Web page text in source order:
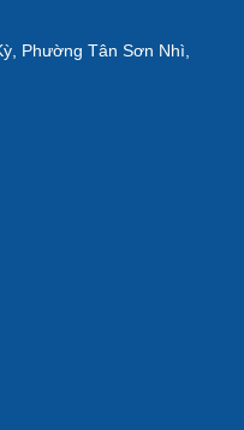
Phường Tân Sơn Nhì,